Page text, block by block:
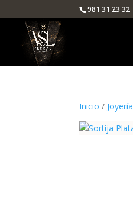
981 31 23 32
Inicio / Joyería